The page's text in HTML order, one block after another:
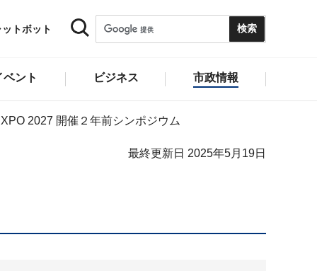
トボット
ント ビジネス 市政情報
2027 開催２年前シンポジウム
最終更新日 2025年5月19日